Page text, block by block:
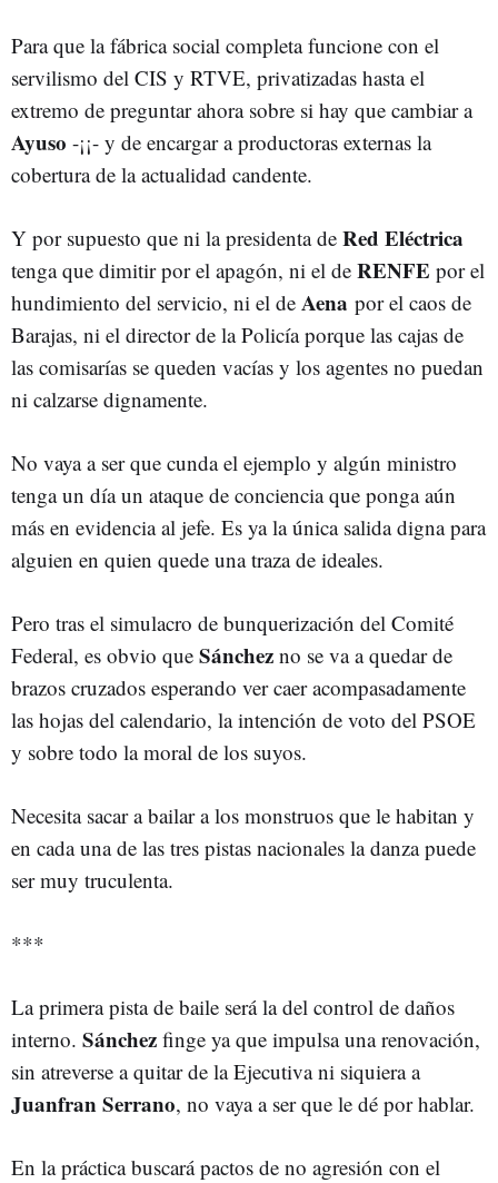
Para que la fábrica social completa funcione con el
servilismo del CIS y RTVE, privatizadas hasta el
extremo de preguntar ahora sobre si hay que cambiar a
Ayuso -¡¡- y de encargar a productoras externas la
cobertura de la actualidad candente.
Y por supuesto que ni la presidenta de Red Eléctrica
tenga que dimitir por el apagón, ni el de RENFE por el
hundimiento del servicio, ni el de Aena por el caos de
Barajas, ni el director de la Policía porque las cajas de
las comisarías se queden vacías y los agentes no puedan
ni calzarse dignamente.
No vaya a ser que cunda el ejemplo y algún ministro
tenga un día un ataque de conciencia que ponga aún
más en evidencia al jefe. Es ya la única salida digna para
alguien en quien quede una traza de ideales.
Pero tras el simulacro de bunquerización del Comité
Federal, es obvio que Sánchez no se va a quedar de
brazos cruzados esperando ver caer acompasadamente
las hojas del calendario, la intención de voto del PSOE
y sobre todo la moral de los suyos.
Necesita sacar a bailar a los monstruos que le habitan y
en cada una de las tres pistas nacionales la danza puede
ser muy truculenta.
***
La primera pista de baile será la del control de daños
interno. Sánchez finge ya que impulsa una renovación,
sin atreverse a quitar de la Ejecutiva ni siquiera a
Juanfran Serrano, no vaya a ser que le dé por hablar.
En la práctica buscará pactos de no agresión con el